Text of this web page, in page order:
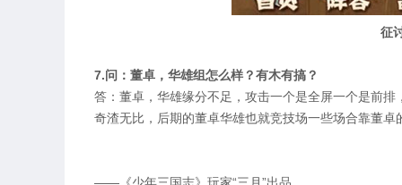
征
7.问：董卓，华雄组怎么样？有木有搞？
答：董卓，华雄缘分不足，攻击一个是全屏一个是前
奇渣无比，后期的董卓华雄也就竞技场一些场合靠董